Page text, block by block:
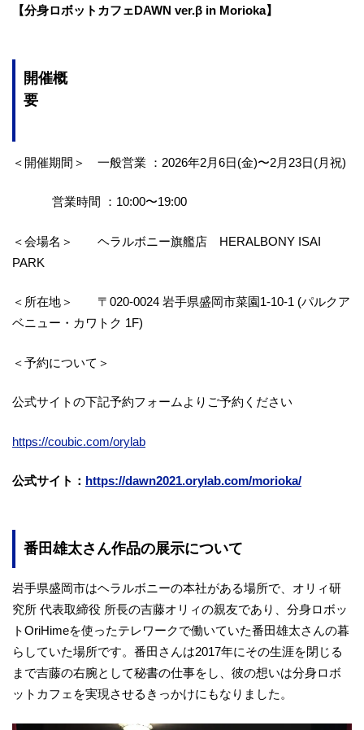
【分身ロボットカフェDAWN ver.β in Morioka】
開催概
要
＜開催期間＞ 一般営業 ：2026年2月6日(金)〜2月23日(月祝)
営業時間 ：10:00〜19:00
＜会場名＞ ヘラルボニー旗艦店 HERALBONY ISAI
PARK
＜所在地＞ 〒020-0024 ​​岩手県盛岡市菜園1-10-1 (パルクア
ベニュー・カワトク 1F)
＜予約について＞
公式サイトの下記予約フォームよりご予約ください
https://coubic.com/orylab
公式サイト： https://dawn2021.orylab.com/morioka/
番田雄太さん作品の展示について
岩手県盛岡市はヘラルボニーの本社がある場所で、オリィ研
究所 代表取締役 所長の吉藤オリィの親友であり、分身ロボッ
トOriHimeを使ったテレワークで働いていた番田雄太さんの暮
らしていた場所です。番田さんは2017年にその生涯を閉じる
まで吉藤の右腕として秘書の仕事をし、彼の想いは分身ロボ
ットカフェを実現させるきっかけにもなりました。